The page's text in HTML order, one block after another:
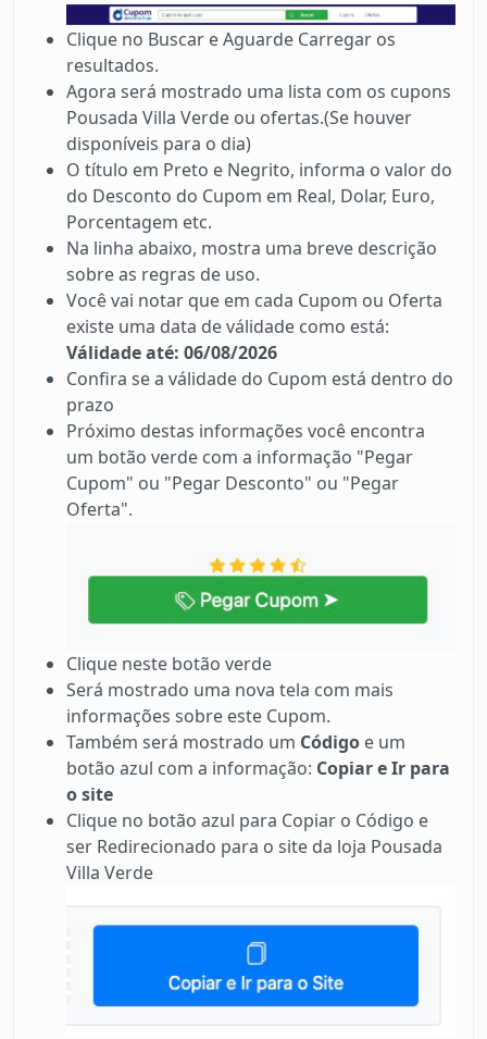
Clique no Buscar e Aguarde Carregar os
resultados.
Agora será mostrado uma lista com os cupons
Pousada Villa Verde ou ofertas.(Se houver
disponíveis para o dia)
O título em Preto e Negrito, informa o valor do
do Desconto do Cupom em Real, Dolar, Euro,
Porcentagem etc.
Na linha abaixo, mostra uma breve descrição
sobre as regras de uso.
Você vai notar que em cada Cupom ou Oferta
existe uma data de válidade como está:
Válidade até: 06/08/2026
Confira se a válidade do Cupom está dentro do
prazo
Próximo destas informações você encontra
um botão verde com a informação "Pegar
Cupom" ou "Pegar Desconto" ou "Pegar
Oferta".
Clique neste botão verde
Será mostrado uma nova tela com mais
informações sobre este Cupom.
Também será mostrado um Código e um
botão azul com a informação: Copiar e Ir para
o site
Clique no botão azul para Copiar o Código e
ser Redirecionado para o site da loja Pousada
Villa Verde